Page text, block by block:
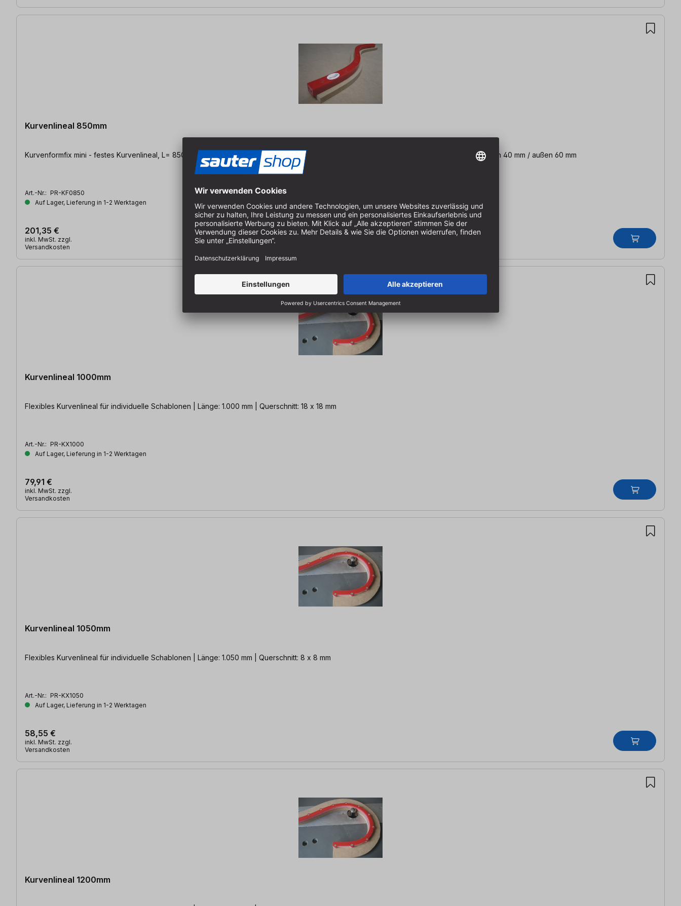
Kurvenlineal 850mm
Kurvenformfix mini - festes Kurvenlineal, L= 850mm | Querschnitt- 16 x- 16 mm, inkl. Schrauben/Flachrundkopf 3,0 x 20, | kleinster Radius innen 40 mm / außen 60 mm
Art.-Nr.: PR-KF0850
Auf Lager, Lieferung in 1-2 Werktagen
201,35 €
inkl. MwSt. zzgl.
Versandkosten
Kurvenlineal 1000mm
Flexibles Kurvenlineal für individuelle Schablonen | Länge: 1.000 mm | Querschnitt: 18 x 18 mm
Art.-Nr.: PR-KX1000
Auf Lager, Lieferung in 1-2 Werktagen
79,91 €
inkl. MwSt. zzgl.
Versandkosten
Kurvenlineal 1050mm
Flexibles Kurvenlineal für individuelle Schablonen | Länge: 1.050 mm | Querschnitt: 8 x 8 mm
Art.-Nr.: PR-KX1050
Auf Lager, Lieferung in 1-2 Werktagen
58,55 €
inkl. MwSt. zzgl.
Versandkosten
Kurvenlineal 1200mm